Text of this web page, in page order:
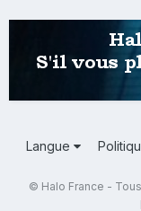
Langue
© Halo France -